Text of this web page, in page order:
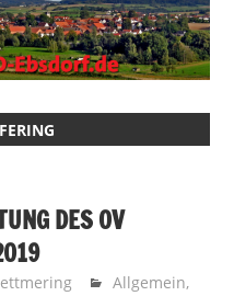
DES OV
Allgemein,